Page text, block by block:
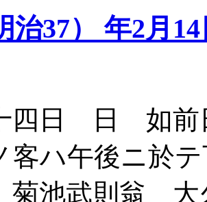
治37） 年2月
四日 日 如前
ハ午後ニ於
池武則翁